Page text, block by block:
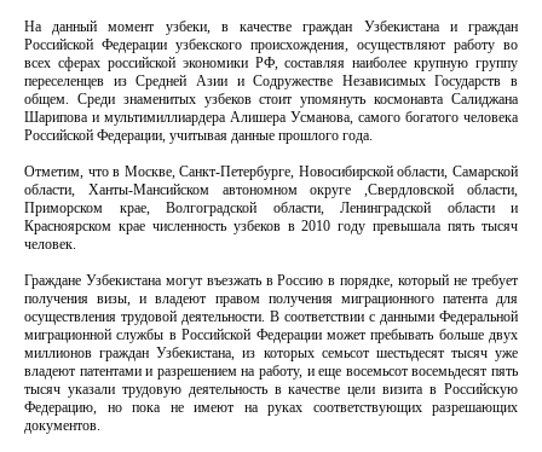
На данный момент узбеки, в качестве граждан Узбекистана и граждан
Российской Федерации узбекского происхождения, осуществляют работу во
всех сферах российской экономики РФ, составляя наиболее крупную группу
переселенцев из Средней Азии и Содружестве Независимых Государств в
общем. Среди знаменитых узбеков стоит упомянуть космонавта Салиджана
Шарипова и мультимиллиардера Алишера Усманова, самого богатого человека
Российской Федерации, учитывая данные прошлого года.
Отметим, что в Москве, Санкт-Петербурге, Новосибирской области, Самарской
области, Ханты-Мансийском автономном округе ,Свердловской области,
Приморском крае, Волгоградской области, Ленинградской области и
Красноярском крае численность узбеков в 2010 году превышала пять тысяч
человек.
Граждане Узбекистана могут въезжать в Россию в порядке, который не требует
получения визы, и владеют правом получения миграционного патента для
осуществления трудовой деятельности. В соответствии с данными Федеральной
миграционной службы в Российской Федерации может пребывать больше двух
миллионов граждан Узбекистана, из которых семьсот шестьдесят тысяч уже
владеют патентами и разрешением на работу, и еще восемьсот восемьдесят пять
тысяч указали трудовую деятельность в качестве цели визита в Российскую
Федерацию, но пока не имеют на руках соответствующих разрешающих
документов.